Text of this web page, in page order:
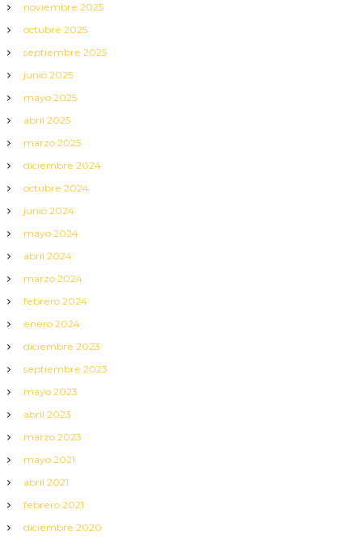
noviembre 2025
octubre 2025
septiembre 2025
junio 2025
mayo 2025
abril 2025
marzo 2025
diciembre 2024
octubre 2024
junio 2024
mayo 2024
abril 2024
marzo 2024
febrero 2024
enero 2024
diciembre 2023
septiembre 2023
mayo 2023
abril 2023
marzo 2023
mayo 2021
abril 2021
febrero 2021
diciembre 2020